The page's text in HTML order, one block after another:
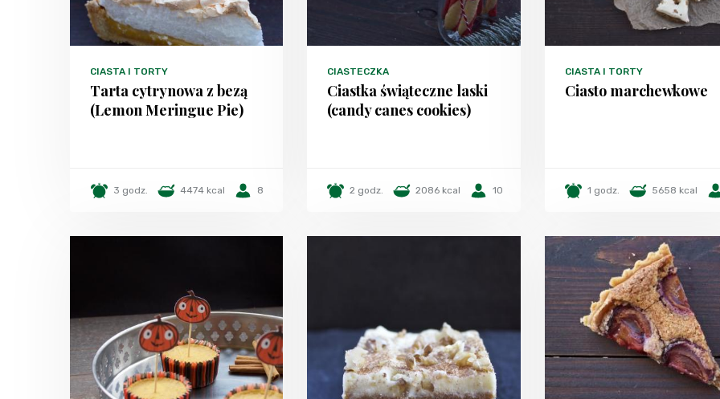
CIASTA I TORTY
Tarta cytrynowa z bezą
(Lemon Meringue Pie)
3 godz. 4474 kcal 8
CIASTECZKA
Ciastka świąteczne laski
(candy canes cookies)
2 godz. 2086 kcal 10
CIASTA I TORTY
Ciasto marchewkowe
1 godz. 5658 kcal